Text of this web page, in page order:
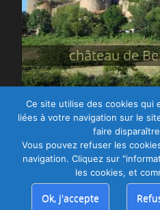
château de
Tous droits
Copyright © Mon coin de
Plan du
Mentions
Liens et
Thème Full-Frame
Ce site utilise des cookies qui
liées à votre navigation sur le
faire
Vous pouvez refuser les
navigation. Cliquez sur
les cookies, et
Ok, j'accepte